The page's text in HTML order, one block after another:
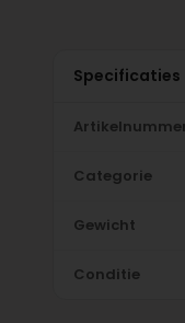
Specificaties
Categorie
Gewicht
Conditie